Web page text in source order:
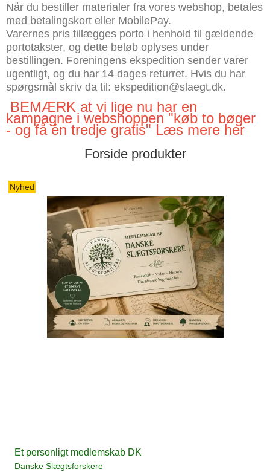
Når du bestiller materialer fra vores webshop, betales
med betalingskort eller MobilePay.
Varernes pris tillægges porto i henhold til gældende
portotakster, og dette beløb oplyses under
bestillingen. Foreningens ekspedition sender varer
ugentligt, og du har 14 dages returret. Hvis du har
spørgsmål skriv da til: ekspedition@slaegt.dk.
BEMÆRK at vi lige nu har en
kampagne i webshoppen "køb to bøger
- og få én tredje gratis" Læs mere her
Forside produkter
Nyhed
Et personligt medlemskab DK
Danske Slægtsforskere